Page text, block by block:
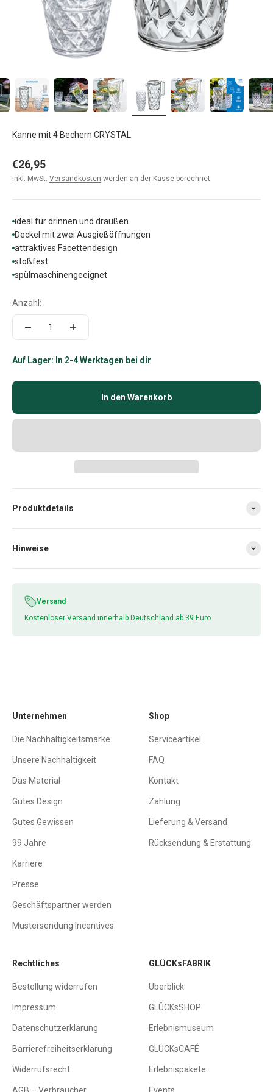
Kanne mit 4 Bechern CRYSTAL
Angebot
€26,95
inkl. MwSt. Versandkosten werden an der Kasse berechnet
ideal für drinnen und draußen
Deckel mit zwei Ausgießöffnungen
attraktives Facettendesign
stoßfest
spülmaschinengeeignet
Anzahl:
Auf Lager: In 2-4 Werktagen bei dir
In den Warenkorb
Produktdetails
Hinweise
Versand
Kostenloser Versand innerhalb Deutschland ab 39 Euro
Unternehmen
Die Nachhaltigkeitsmarke
Unsere Nachhaltigkeit
Das Material
Gutes Design
Gutes Gewissen
99 Jahre
Karriere
Presse
Geschäftspartner werden
Mustersendung Incentives
Shop
Serviceartikel
FAQ
Kontakt
Zahlung
Lieferung & Versand
Rücksendung & Erstattung
Rechtliches
Bestellung widerrufen
Impressum
Datenschutzerklärung
Barrierefreiheitserklärung
Widerrufsrecht
GLÜCKsFABRIK
Überblick
GLÜCKsSHOP
Erlebnismuseum
GLÜCKsCAFÉ
Erlebnispakete